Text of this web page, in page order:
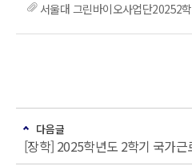
서울대 그린바이오사업단20252
다음글